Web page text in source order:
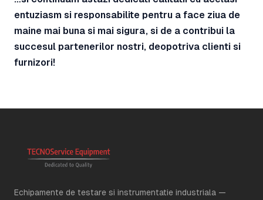
entuziasm si responsabilite pentru a face ziua de
maine mai buna si mai sigura, si de a contribui la
succesul partenerilor nostri, deopotriva clienti si
furnizori!
Echipamente de testare si instrumentatie industriala —